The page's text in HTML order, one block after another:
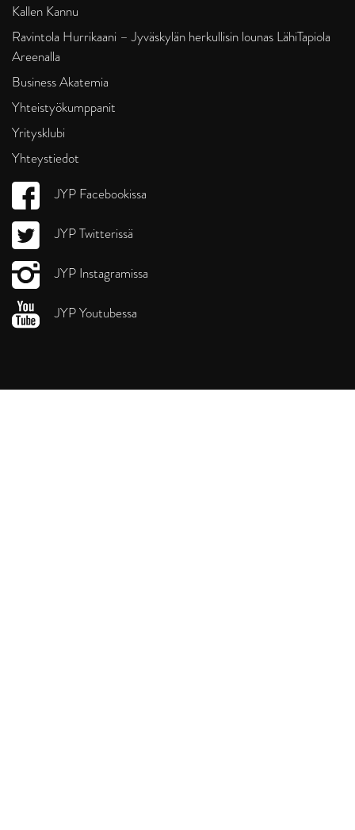
Kallen Kannu
Ravintola Hurrikaani – Jyväskylän herkullisin lounas LähiTapiola
Areenalla
Business Akatemia
Yhteistyökumppanit
Yritysklubi
Yhteystiedot
JYP Facebookissa
JYP Twitterissä
JYP Instagramissa
JYP Youtubessa